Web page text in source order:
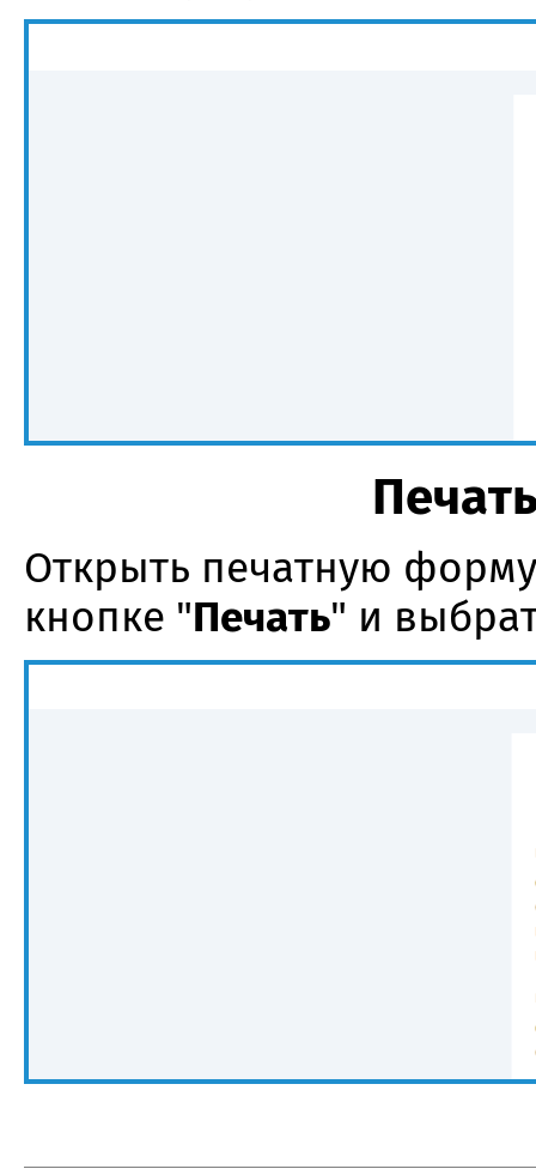
Открыть печатную
кнопке "Печать" и